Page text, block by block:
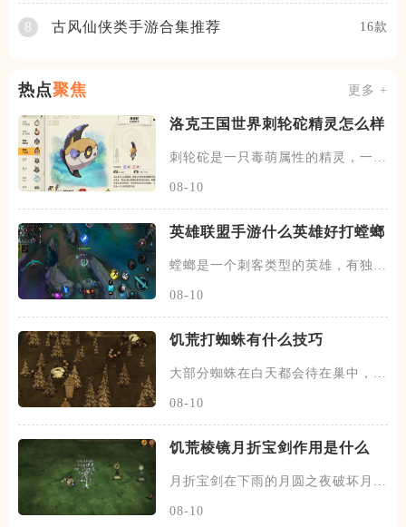
8 古风仙侠类手游合集推荐 16款
热点聚焦 更多 +
洛克王国世界刺轮砣精灵怎么样
刺轮砣是一只毒萌属性的精灵，一共
08-10
英雄联盟手游什么英雄好打螳螂
螳螂是一个刺客类型的英雄，有独特
08-10
饥荒打蜘蛛有什么技巧
大部分蜘蛛在白天都会待在巢中，在
08-10
饥荒棱镜月折宝剑作用是什么
月折宝剑在下雨的月圆之夜破坏月的
08-10